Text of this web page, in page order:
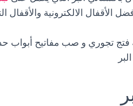
الأقفال الالكترونية
فتج تجوري و صب مفاتيح أبواب